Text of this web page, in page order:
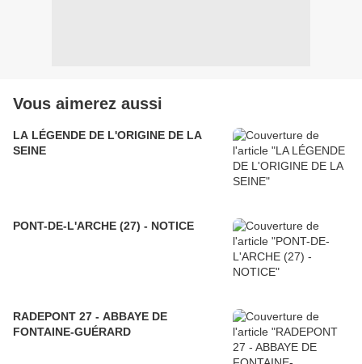
Vous aimerez aussi
LA LÉGENDE DE L'ORIGINE DE LA
SEINE
PONT-DE-L'ARCHE (27) - NOTICE
RADEPONT 27 - ABBAYE DE
FONTAINE-GUÉRARD